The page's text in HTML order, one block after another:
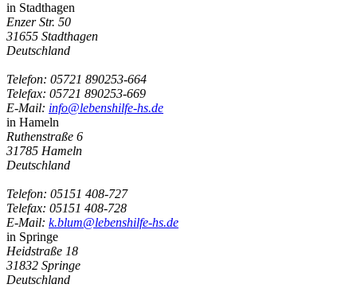
in Stadthagen
Enzer Str. 50
31655 Stadthagen
Deutschland
Telefon: 05721 890253-664
Telefax: 05721 890253-669
E-Mail: info@lebenshilfe-hs.de
in Hameln
Ruthenstraße 6
31785 Hameln
Deutschland
Telefon: 05151 408-727
Telefax: 05151 408-728
E-Mail: k.blum@lebenshilfe-hs.de
in Springe
Heidstraße 18
31832 Springe
Deutschland